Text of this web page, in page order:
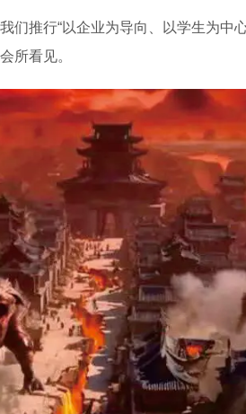
们推行“以企业为导向、以学生为中
所看见。